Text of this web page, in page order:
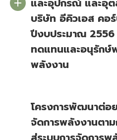
บริษัท อีคิวเอส คอ
ปีงบประมาณ
ทดแทนและอนุรักษ์
พลังงาน
โครงการพัฒนาต่อ
จัดการพลังงานตา